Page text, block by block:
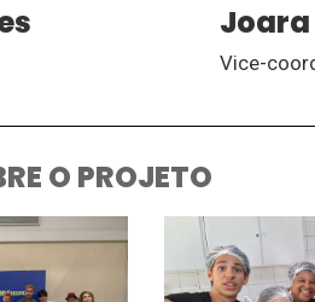
Joara
Vice-
O PROJETO